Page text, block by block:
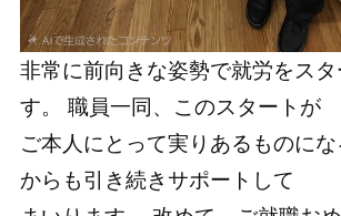
非常に前向きな姿勢で就労をスタ
す。 職員一同、このスタートが
ご本人にとって実りあるものに
からも引き続きサポートして